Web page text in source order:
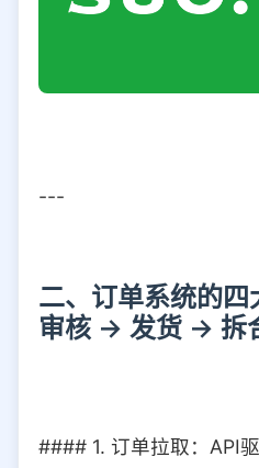
---
二、订单系统的
审核 → 发货 → 拆
#### 1. 订单拉取：API